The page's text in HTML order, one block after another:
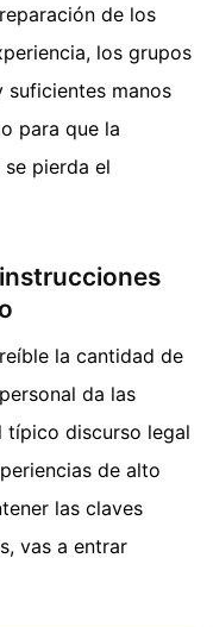
de los
los grupos
suficientes manos
para que la
pierda el
la cantidad de
da las
típico discurso legal
de alto
las claves
vas a entrar